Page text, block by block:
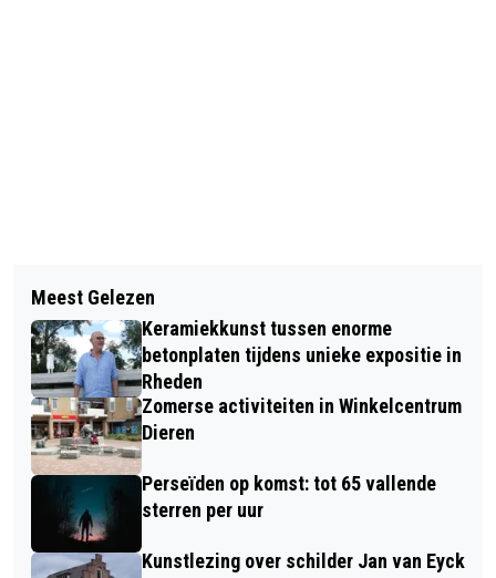
BEKENDMAKINGEN GEMEENTE
RHEDEN 13 MEI 2026
GRATIS CURSUS ‘OEFENEN MET
SPREEKUUR.NL HET NIEUWE
PATIENTENPORTAAL VAN DE
HUISARTS’
Meest Gelezen
Keramiekkunst tussen enorme
betonplaten tijdens unieke expositie in
Rheden
Zomerse activiteiten in Winkelcentrum
Dieren
Perseïden op komst: tot 65 vallende
sterren per uur
Kunstlezing over schilder Jan van Eyck